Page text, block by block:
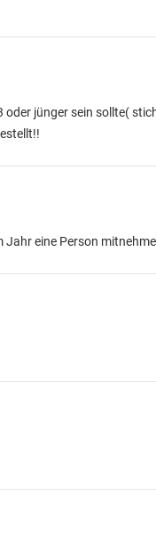
jünger sein sollte(
eine Person